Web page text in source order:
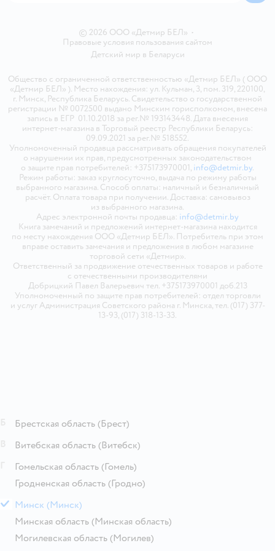
© 2026 ООО «Детмир БЕЛ» •
Правовые условия пользования сайтом
Детский мир в Беларуси
Общество с ограниченной ответственностью «Детмир БЕЛ» ( ООО
«Детмир БЕЛ» ). Место нахождения: ул. Кульман, 3, пом. 319, 220100,
г. Минск, Республика Беларусь. Свидетельство о государственной
регистрации № 0072500 выдано Минским горисполкомом, внесена
запись в ЕГР 01.10.2018 за рег.№ 193143448. Дата внесения
интернет-магазина в Торговый реестр Республики Беларусь:
09.09.2021 за рег.№ 518552.
Уполномоченный продавца рассматривать обращения покупателей
о нарушении их прав, предусмотренных законодательством
о защите прав потребителей: +375173970001, info@detmir.by.
Режим работы: заказ круглосуточно, выдача по режиму работы
выбранного магазина. Способ оплаты: наличный и безналичный
расчёт. Оплата товара при получении. Доставка: самовывоз
из выбранного магазина.
Адрес электронной почты продавца: info@detmir.by
Книга замечаний и предложений интернет-магазина находится
по месту нахождения ООО «Детмир БЕЛ». Потребитель при этом
вправе оставить замечания и предложения в любом магазине
торговой сети «Детмир».
Ответственный за продвижение отечественных товаров и работе
с отечественными производителями
Добрицкий Павел Валерьевич тел. +375173970001 доб.213
Уполномоченный по защите прав потребителей: отдел торговли
и услуг Администрация Советского района г. Минска, тел. (017) 377-
13-93, (017) 318-13-33.
Брестская область (Брест)
Витебская область (Витебск)
Гомельская область (Гомель)
Гродненская область (Гродно)
М Минск (Минск)
Минская область (Минская область)
Могилевская область (Могилев)